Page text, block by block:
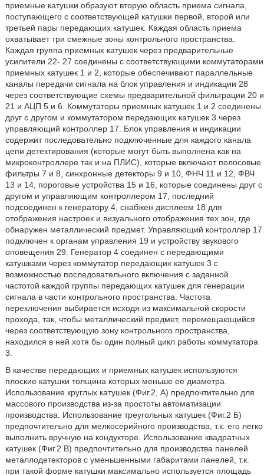
приемные катушки образуют вторую область приема сигнала,
поступающего с соответствующей катушки первой, второй или
третьей пары передающих катушек. Каждая область приема
охватывает три смежные зоны контрольного пространства.
Каждая группа приемных катушек через предварительные
усилители 22- 27 соединены с соответствующими коммутаторами
приемных катушек 1 и 2, которые обеспечивают параллельные
каналы передачи сигнала на блок управления и индикации 28
через соответствующие схемы предварительной фильтрации 20 и
21 и АЦП 5 и 6. Коммутаторы приемных катушек 1 и 2 соединены
друг с другом и коммутатором передающих катушек 3 через
управляющий контроллер 17. Блок управления и индикации
содержит последовательно подключенные для каждого канала
цепи детектирования (которые могут быть выполнена как на
микроконтроллере так и на ПЛИС), которые включают полосовые
фильтры 7 и 8, синхронные детекторы 9 и 10, ФНЧ 11 и 12, ФВЧ
13 и 14, пороговые устройства 15 и 16, которые соединены друг с
другом и управляющим контроллером 17, последний
подсоединен к генератору 4, снабжен дисплеем 18 для
отображения настроек и визуального отображения тех зон, где
обнаружен металлический предмет. Управляющий контроллер 17
подключен к органам управления 19 и устройству звукового
оповещения 29. Генератор 4 соединен с передающими
катушками через коммутатор передающих катушек 3 с
возможностью последовательного включения с заданной
частотой каждой группы передающих катушек для генерации
сигнала в части контрольного пространства. Частота
переключения выбирается исходя из максимальной скорости
прохода, так, чтобы металлический предмет, перемещающийся
через соответствующую зону контрольного пространства,
находился в ней хотя бы один полный цикл работы коммутатора
3.
В качестве передающих и приемных катушек используются
плоские катушки толщина которых меньше ее диаметра.
Использование круглых катушек (Фиг.2, А) предпочтительно для
массового производства из-за простоты автоматизации
производства. Использование треугольных катушек (Фиг.2 Б)
предпочтительно для мелкосерийного производства, т.к. его легко
выполнить вручную на кондукторе. Использование квадратных
катушек (Фиг.2 В) предпочтительно для производства панелей
металлодетекторов с уменьшенными габаритами панелей, т.к.
при такой форме катушки максимально используется площадь